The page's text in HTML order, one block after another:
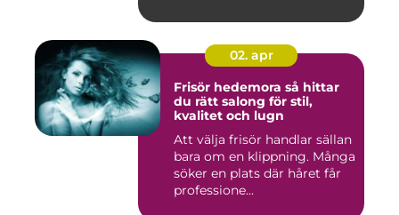
02. apr
Frisör hedemora så hittar
du rätt salong för stil,
kvalitet och lugn
Att välja frisör handlar sällan
bara om en klippning. Många
söker en plats där håret får
professione...